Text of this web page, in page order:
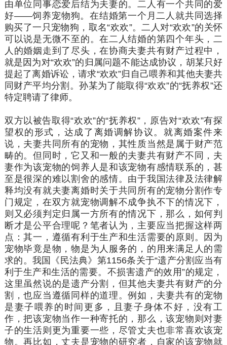
由单位同事恋爱后结为夫妻的。二人有一个共同的爱
好——饲养宠物狗。在结婚第一个月二人就共同选择
购买了一只宠物狗，取名“欢欢”。二人对“欢欢”的关怀
可以说是无微不至的。在二人结婚的第四个年头，二
人的婚姻走到了尽头，在协商夫妻共有财产过程中，
就是因为对“欢欢”的归属问题不能达成协议，胡某只好
提起了离婚诉讼，请求“欢欢”归自己喂养和其他夫妻共
同财产平均分割。孙某为了能取得“欢欢”的“抚养权”还
特定聘请了律师。
双方以被告取得“欢欢”的“抚养权”，原告对“欢欢”有探
望权的形式，达成了离婚调解协议。就离婚案件来
说，夫妻共同所有的宠物，其性质当然是属于财产范
畴的。但同时，它又和一般的夫妻共有财产不同，夫
妻作为该宠物的饲养人是和该宠物有感情联系的，甚
至是很深的难以割舍的感情。由于我国法律及法律解
释均没有就夫妻离婚时关于共同所有的宠物分割作专
门规定，在双方就宠物调解不成争执不下的情况下，
则又必须判定归属一方所有的情况下，那么，如何判
断才是公平合理呢？笔者认为，主要应当把握这样两
点：其一，遵循有利于生产和生活需要的原则。因为
宠物毕竟是物，物是为人服务的，的用来满足人的需
求的。我国《民法典》第1156条关于“遗产分割应当有
利于生产和生活的需要。不损害遗产的效用”的规定，
这里虽然说的是遗产分割，但其他夫妻共有财产的分
割，也应当遵循同样的道理。例如，夫妻共有的宠物
是妻子喂养的时间更多，且妻子身体不好，没有工
作，把该宠物当作一种寄托的，那么，该宠物则对妻
子的生活则更为重要一些，尽管丈夫也非常喜欢该宠
物。再比如，丈夫是宠物的研究者，自家的该宠物就